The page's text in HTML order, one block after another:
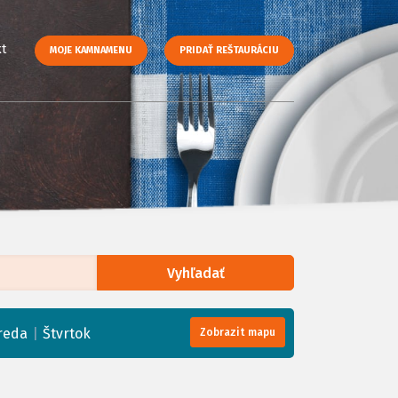
MOJE KAMNAMENU PRIDAŤ REŠTAURÁCIU
Vyhľadať
Štvrtok Zobrazit mapu